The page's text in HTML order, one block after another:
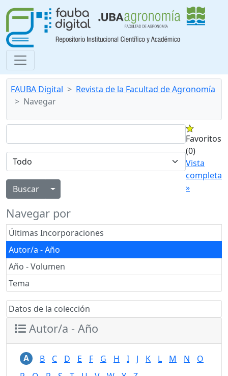
FAUBA Digital
Revista de la Facultad de Agronomía
Navegar
Alternar menú desplegable
Favoritos
(0)
Vista
completa
»
Navegar por
Últimas Incorporaciones
Autor/a - Año
Año - Volumen
Tema
Datos de la colección
Autor/a - Año
A B C D E F G H I J K L M N
O